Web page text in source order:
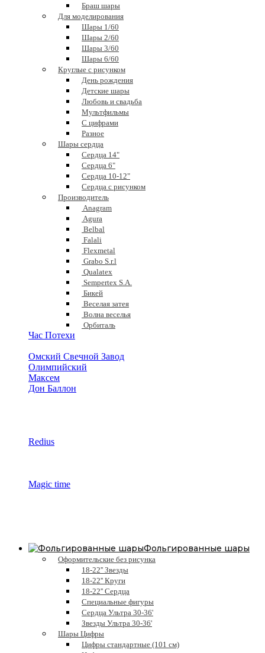
Браш шары
Для моделирования
Шары 1/60
Шары 2/60
Шары 3/60
Шары 6/60
Круглые с рисунком
День рождения
Детские шары
Любовь и свадьба
Мультфильмы
С цифрами
Разное
Шары сердца
Сердца 14"
Сердца 6"
Сердца 10-12"
Сердца с рисунком
Производитель
Anagram
Agura
Belbal
Falali
Flexmetal
Grabo S.r.l
Qualatex
Sempertex S.A.
Бикей
Веселая затея
Волна веселья
Орбиталь
Час Потехи
Омский Свечной Завод
Олимпийский
Максем
Дон Баллон
Redius
Magic time
Фольгированные шары
Оформительские без рисунка
18-22'' Звезды
18-22'' Круги
18-22'' Сердца
Специальные фигуры
Сердца Ультра 30-36'
Звезды Ультра 30-36'
Шары Цифры
Цифры стандартные (101 см)